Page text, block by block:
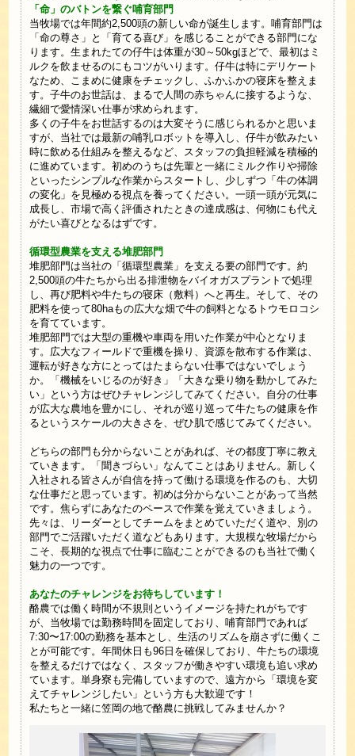
「命」のバトンを繋ぐ哺育部門
当牧場では年間約2,500頭の新しい命が誕生します。哺育部門は
「命の尊さ」と「育てる喜び」を感じることができる部門にな
ります。生まれたての仔牛は体重が30～50kgほどで、最初はミ
ルクを飲ませるのにもコツがいります。仔牛は特にデリケート
なため、こまめに健康をチェックし、ふかふかの寝床を整えま
す。子牛のお世話は、まるで人間の赤ちゃんに接するような、
繊細で愛情深い仕事が求められます。
多くの子牛をお世話するのは大変そうに感じられるかと思いま
すが、当社では最新の哺乳ロボットを導入し、仔牛が飲みたい
時に飲める仕組みを整えるなど、スタッフの負担軽減を積極的
に進めています。初めのうちは先輩と一緒にミルク作りや掃除
といったシンプルな作業からスタートし、少しずつ「牛の体調
の変化」を見極める視点を養ってください。一頭一頭が元気に
成長し、市場で高く評価されたときの達成感は、何物にも代え
がたい喜びとなるはずです。
循環型農業を支える堆肥部門
堆肥部門は当社の「循環型農業」を支える要の部門です。約
2,500頭の牛たちから出る排泄物をバイオガスプラントで処理
し、再び肥料や牛たちの寝床（敷料）へと再生。そして、その
肥料を使って80haもの広大な畑で牛の飼料となるトウモロコシ
を育てています。
堆肥部門では大型の重機や車両を用いた作業が中心となりま
す。広大なフィールドで重機を操り、資源を散布する作業は、
運転が好きな方にとってはたまらない仕事ではないでしょう
か。「機械をいじるのが好き」「大きな乗り物を動かしてみた
い」という方はぜひチャレンジしてみてください。自分の仕事
が広大な農地を豊かにし、それが巡り巡って牛たちの健康を作
るというスケールの大きさを、ぜひ肌で感じてみてください。
どちらの部門も分からないことがあれば、その都度丁寧に教え
ていきます。「聞きづらい」なんてことはありません。新しく
入社される皆さんが自信を持って働ける環境を作るのも、大切
な仕事だと思っています。初めは分からないことがあって当然
です。焦らずにあなたのペースで作業を覚えていきましょう。
先々は、リーダーとしてチームをまとめていただく道や、別の
部門でご活躍いただく道などもあります。大規模な牧場だから
こそ、長期的な視点で仕事に臨むことができるのも当社で働く
魅力の一つです。
あなたのチャレンジをお待ちしています！
酪農では働く時間が不規則というイメージを持たれがちです
が、当牧場では勤務時間を固定しており、哺育部門であれば
7:30〜17:00の勤務を基本とし、生活のリズムを崩さずに働くこ
とが可能です。年間休日も96日を確保しており、牛たちの環境
を整えるだけではなく、スタッフが働きやすい環境も追い求め
ています。単身寮も完備していますので、遠方から「環境を変
えてチャレンジしたい」という方も大歓迎です！
私たちと一緒に笠岡の地で酪農に挑戦してみませんか？